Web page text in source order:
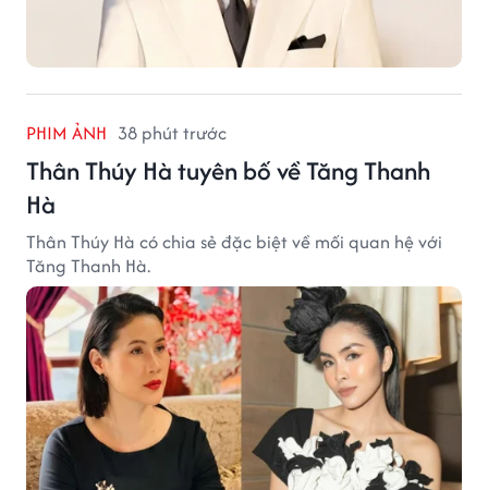
PHIM ẢNH 38 phút trước
Thân Thúy Hà tuyên bố về Tăng Thanh
Hà
Thân Thúy Hà có chia sẻ đặc biệt về mối quan hệ với
Tăng Thanh Hà.